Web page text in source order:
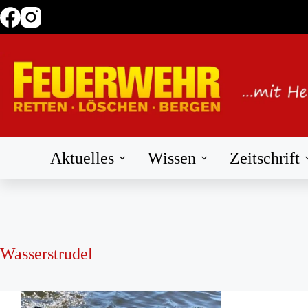
Zum
Inhalt
Aktuelles Wissen Zeitschrift
Wasserstrudel